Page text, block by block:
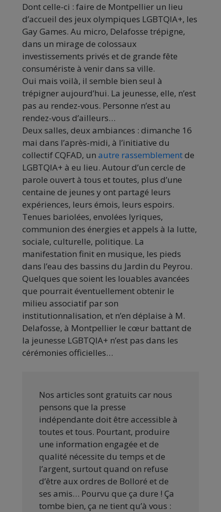
Dont celle-ci : faire de Montpellier un lieu
d’accueil des jeux olympiques LGBTQIA+, les
Gay Games. Au micro, Delafosse trépigne,
dans un mirage de colossaux
investissements privés et de grande fête
consumériste à venir dans sa ville.
Oui mais voilà, il semble bien seul à
trépigner aujourd’hui. La jeunesse, elle, n’est
pas au rendez-vous. Personne n’est au
rendez-vous d’ailleurs…
Deux salles, deux ambiances : dimanche 16
mai dans l’après-midi, à l’initiative du
collectif CQFAD, un autre rassemblementde
LGBTQIA+ à eu lieu. Autour d’un cercle de
parole ouvert à tous et toutes, plus d’une
centaine de jeunes y ont partagé leurs
expériences, leurs émois, leurs espoirs.
Tenues bariolées, envolées lyriques,
communion des énergies et appels à la lutte,
sociale, culturelle, politique. La
manifestation finit en musique, les pieds
dans l’eau des bassins du Jardin du Peyrou.
Quelques que soient les louables avancées
que pourrait éventuellement obtenir le
milieu associatif par son
institutionnalisation, et n’en déplaise à M.
Delafosse, à Montpellier le cœur battant de
la jeunesse LGBTQIA+ n’est pas dans les
cérémonies officielles…
Nos articles sont gratuits car nous
pensons que la presse
indépendante doit être accessible à
toutes et tous. Pourtant, produire
une information engagée et de
qualité nécessite du temps et de
l’argent, surtout quand on refuse
d’être aux ordres de Bolloré et de
ses amis… Pourvu que ça dure ! Ça
tombe bien, ça ne tient qu’à vous :